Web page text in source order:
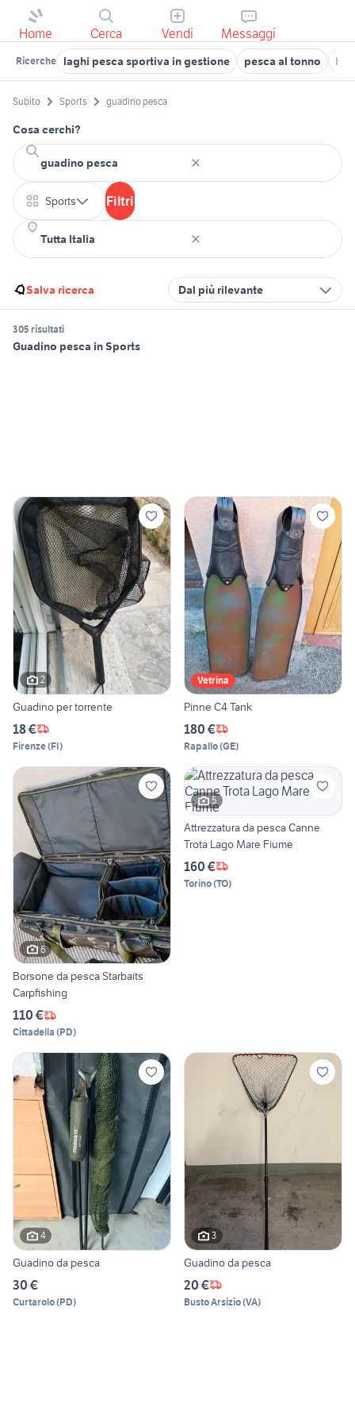
Home Cerca Vendi Messaggi
Ricerche laghi pesca sportiva in gestione pesca al tonno
Subito Sports guadino pesca
Cosa cerchi?
Sports Filtri
Salva ricerca Dal più rilevante
305 risultati
Guadino pesca in Sports
2
Guadino per torrente
18 €
Firenze(FI)
Vetrina
Pinne C4 Tank
180 €
Rapallo(GE)
6
Borsone da pesca Starbaits
Carpfishing
110 €
Cittadella (PD)
5
Attrezzatura da pesca Canne
Trota Lago Mare Fiume
160 €
Torino(TO)
4
Guadino da pesca
30 €
Curtarolo(PD)
3
Guadino da pesca
20 €
Busto Arsizio(VA)